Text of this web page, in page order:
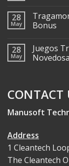
28
May
Bonus
28
May
Juegos
CONTACT
Manusoft
Address
1 Cleantech
The Cleantech